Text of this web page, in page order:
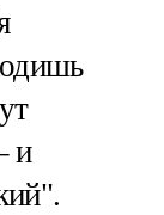
и